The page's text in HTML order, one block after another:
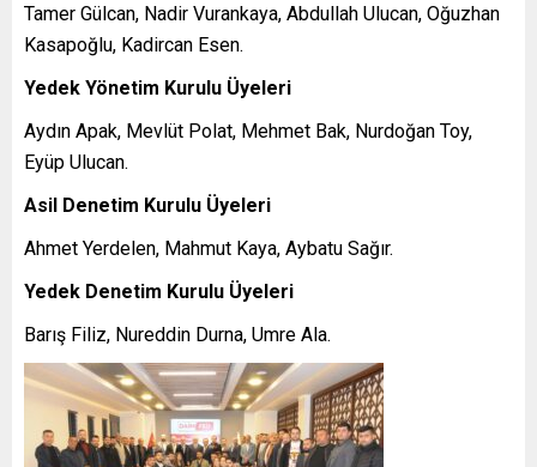
Tamer Gülcan, Nadir Vurankaya, Abdullah Ulucan, Oğuzhan
Kasapoğlu, Kadircan Esen.
Yedek Yönetim Kurulu Üyeleri
Aydın Apak, Mevlüt Polat, Mehmet Bak, Nurdoğan Toy,
Eyüp Ulucan.
Asil Denetim Kurulu Üyeleri
Ahmet Yerdelen, Mahmut Kaya, Aybatu Sağır.
Yedek Denetim Kurulu Üyeleri
Barış Filiz, Nureddin Durna, Umre Ala.